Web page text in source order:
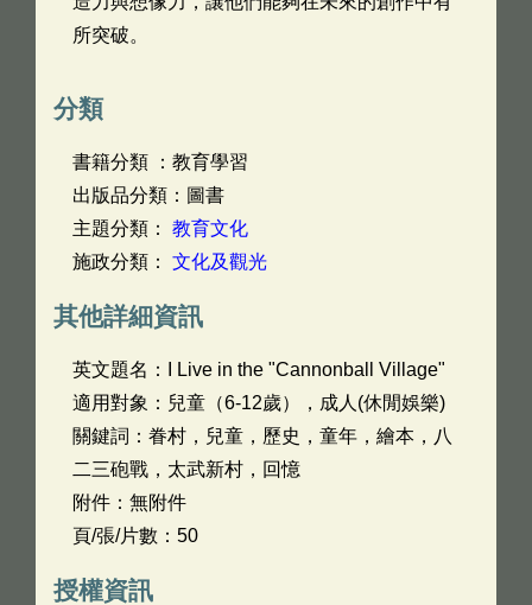
所突破。
分類
書籍分類 ：教育學習
出版品分類：圖書
主題分類： 教育文化
施政分類： 文化及觀光
其他詳細資訊
英文題名：
I Live in the "Cannonball Village"
適用對象：兒童（6-12歲），成人(休閒娛樂)
關鍵詞：眷村，兒童，歷史，童年，繪本，八
二三砲戰，太武新村，回憶
附件：無附件
頁/張/片數：50
授權資訊